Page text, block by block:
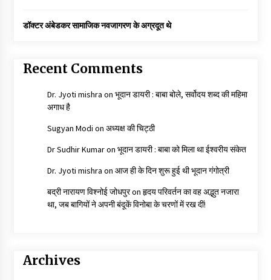
डॉक्टर अंबेडकर सामाजिक नवजागरण के अग्रदूत थे
Recent Comments
Dr. Jyoti mishra on भूदान डायरी : बाबा बोले, सर्वोदय शब्द की महिमा
अगाध है
Sugyan Modi on अध्यक्ष की चिट्ठी
Dr Sudhir Kumaron भूदान डायरी : बाबा को मिला था ईश्वरीय संकेत
Dr. Jyoti mishra on आज ही के दिन शुरू हुई थी भूदान गंगोत्री
बद्री नारायण विश्नोई जोधपुरon हृदय परिवर्तन का वह अद्भुत नजारा
था, जब बागियों ने अपनी बंदूकें विनोबा के चरणों में रख दीं!
Archives